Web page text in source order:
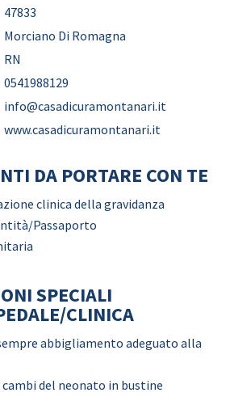
47833
Morciano Di Romagna
RN
0541988129
info@casadicuramontanari.it
www.casadicuramontanari.it
DA PORTARE CON TE
clinica della gravidanza
Passaporto
SPECIALI
CLINICA
abbigliamento adeguato alla
cambi del neonato in bustine